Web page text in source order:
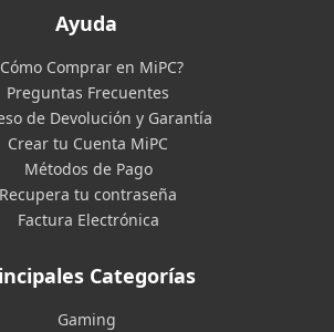
Ayuda
Comprar en MiPC?
Preguntas Frecuentes
de Devolución y Garantía
Crear tu Cuenta MiPC
Métodos de Pago
Recupera tu contraseña
Factura Electrónica
Categorías
Gaming